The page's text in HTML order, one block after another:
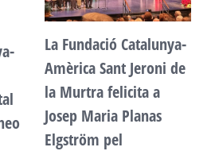
La Fundació Catalunya-
Amèrica Sant Jeroni de
la Murtra felicita a
Josep Maria Planas
Elgström pel